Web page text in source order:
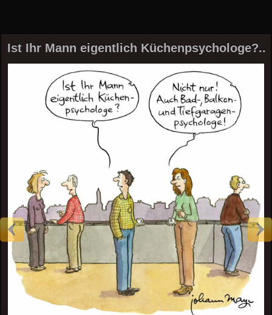
Ist Ihr Mann eigentlich Küchenpsychologe?..